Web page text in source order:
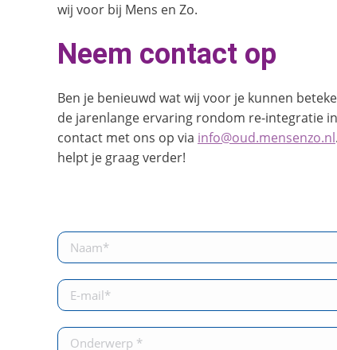
wij voor bij Mens en Zo.
Neem contact op
Ben je benieuwd wat wij voor je kunnen
de jarenlange ervaring rondom re-integratie
contact met ons op via info@oud.mensenzo.nl
helpt je graag verder!